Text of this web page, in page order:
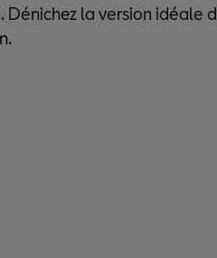
Dénichez la version idéale